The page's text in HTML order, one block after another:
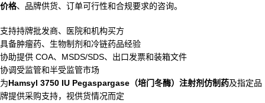
价格、品牌供货、订单可行性和合规要求的咨询。
支持持牌批发商、医院和机构买方
具备肿瘤药、生物制剂和冷链药品经验
协助提供 COA、MSDS/SDS、出口发票和装箱文件
协调受监管和半受监管市场
为Hamsyl 3750 IU Pegaspargase（培门冬酶）注射剂仿制药及指定品
牌提供采购支持，视供货情况而定